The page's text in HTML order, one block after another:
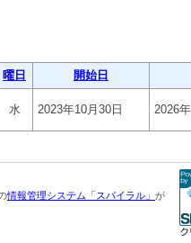
曜日 開始日
水 2023年10月30日 2026
情報管理システム「スパイラル」 が